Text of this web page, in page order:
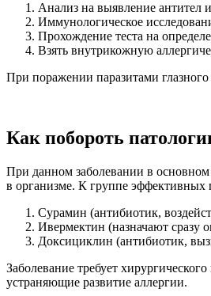
Анализ на выявление антител
Иммунологическое
Прохождение теста на
Взять внутрикожную
При поражении паразитами глазного
Как побороть
При данном заболевании в основном
в организме. К группе эффективных
Сурамин (антибиотик,
Ивермектин (назначают сразу
Доксициклин (антибиотик,
Заболевание требует
устраняющие развитие аллергии.